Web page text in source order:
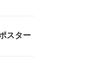
スター